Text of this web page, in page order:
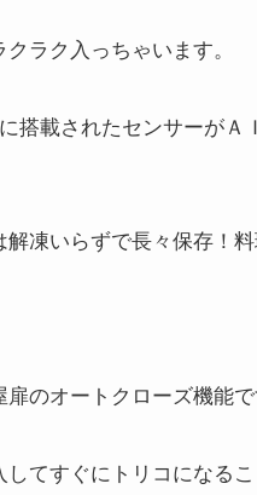
ラク入っちゃいます。
搭載されたセンサーがＡ
凍いらずで長々保存！
のオートクローズ機能で
てすぐにトリコになるこ